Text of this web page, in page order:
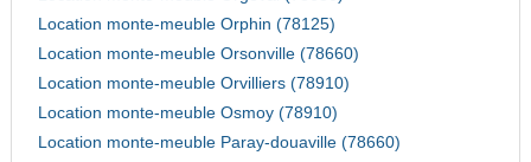
Location monte-meuble Orphin (78125)
Location monte-meuble Orsonville (78660)
Location monte-meuble Orvilliers (78910)
Location monte-meuble Osmoy (78910)
Location monte-meuble Paray-douaville (78660)